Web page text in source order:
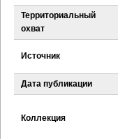
е
с
Территориальный
охват
Источник
Дата публикации
Коллекция